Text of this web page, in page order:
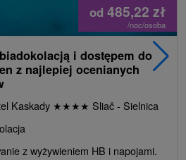
od 485,22 zł
/noc/osoba
i dostępem do
z najlepiej ocenianych
Kaskady ★★★★ Sliač - Sielnica
z wyżywieniem HB i napojami.